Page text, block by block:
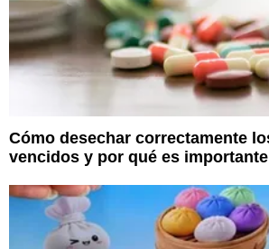
Cómo desechar correctamente
vencidos y por qué es